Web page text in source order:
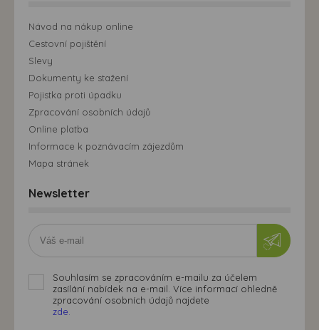
Návod na nákup online
Cestovní pojištění
Slevy
Dokumenty ke stažení
Pojistka proti úpadku
Zpracování osobních údajů
Online platba
Informace k poznávacím zájezdům
Mapa stránek
Newsletter
Souhlasím se zpracováním e-mailu za účelem
zasílání nabídek na e-mail. Více informací ohledně
zpracování osobních údajů najdete
zde.